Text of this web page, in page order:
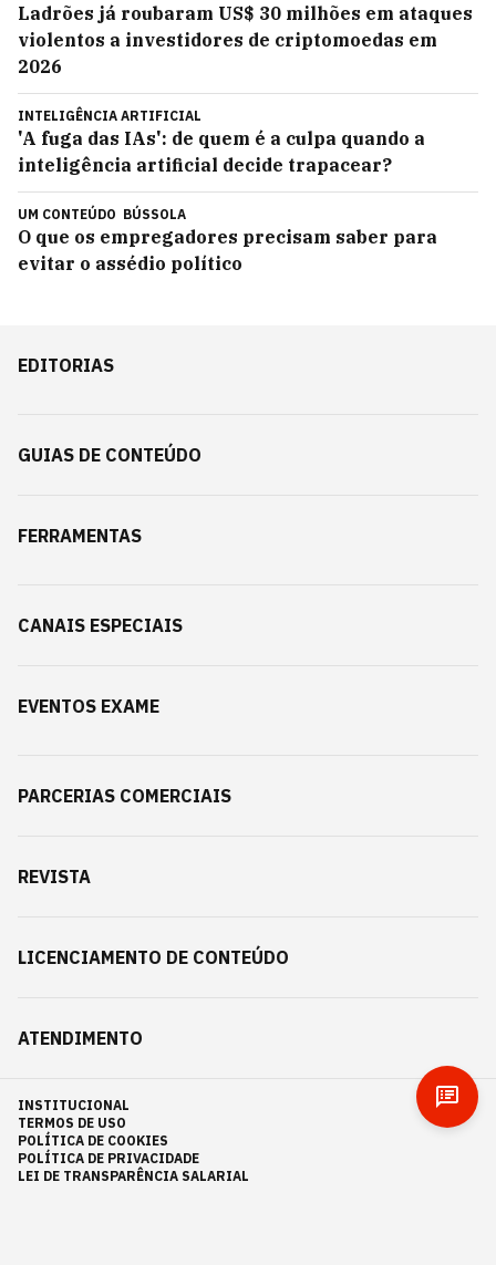
Ladrões já roubaram US$ 30 milhões em ataques
violentos a investidores de criptomoedas em
2026
INTELIGÊNCIA ARTIFICIAL
'A fuga das IAs': de quem é a culpa quando a
inteligência artificial decide trapacear?
UM CONTEÚDO BÚSSOLA
O que os empregadores precisam saber para
evitar o assédio político
EDITORIAS
GUIAS DE CONTEÚDO
FERRAMENTAS
CANAIS ESPECIAIS
EVENTOS EXAME
PARCERIAS COMERCIAIS
REVISTA
LICENCIAMENTO DE CONTEÚDO
ATENDIMENTO
INSTITUCIONAL
TERMOS DE USO
POLÍTICA DE COOKIES
POLÍTICA DE PRIVACIDADE
LEI DE TRANSPARÊNCIA SALARIAL